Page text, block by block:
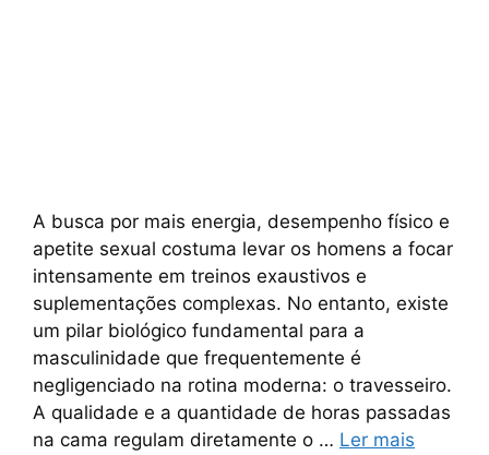
A busca por mais energia, desempenho físico e
apetite sexual costuma levar os homens a focar
intensamente em treinos exaustivos e
suplementações complexas. No entanto, existe
um pilar biológico fundamental para a
masculinidade que frequentemente é
negligenciado na rotina moderna: o travesseiro.
A qualidade e a quantidade de horas passadas
na cama regulam diretamente o … Ler mais